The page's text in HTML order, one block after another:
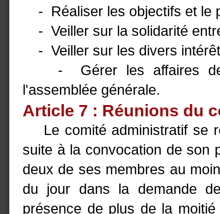
- Réaliser les objectifs et le
- Veiller sur la solidarité
- Veiller sur les divers
- Gérer les affaires de
l'assemblée générale.
Article 7 : Réunions du
Le comité administratif se
suite à la convocation de son
deux de ses membres au
du jour dans la demande
présence de plus de la